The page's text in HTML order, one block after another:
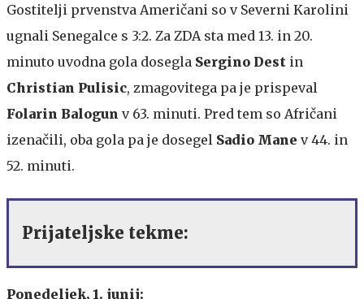
Gostitelji prvenstva Američani so v Severni Karolini
ugnali Senegalce s 3:2. Za ZDA sta med 13. in 20.
minuto uvodna gola dosegla Sergino Dest in
Christian Pulisic, zmagovitega pa je prispeval
Folarin Balogun v 63. minuti. Pred tem so Afričani
izenačili, oba gola pa je dosegel Sadio Mane v 44. in
52. minuti.
Prijateljske tekme:
Ponedeljek, 1. junij: